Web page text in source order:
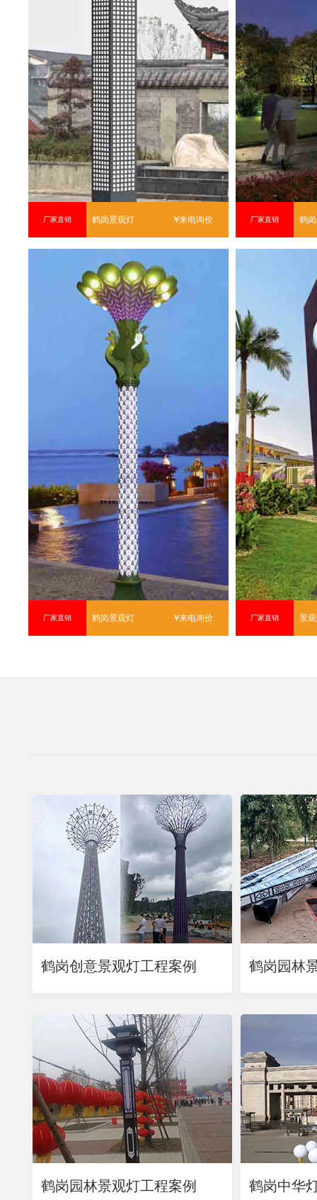
厂家直销 鹤岗景观灯 ¥来电询价 厂家直销 鹤
厂家直销 鹤岗景观灯 ¥来电询价 厂家直销 景
鹤岗创意景观灯工程案例 鹤岗园林
鹤岗园林景观灯工程案例 鹤岗中华